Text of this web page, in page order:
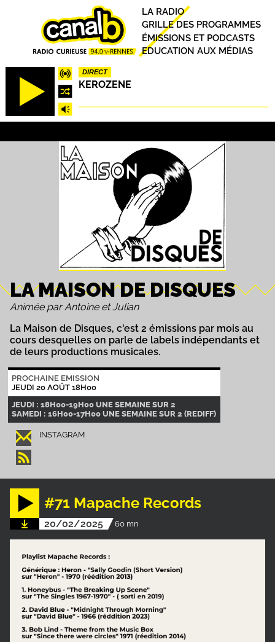
DIRECT
KEROZENE
Principal
LA RADIO
GRILLE DES PROGRAMMES
ÉMISSIONS ET PODCASTS
EDUCATION AUX MÉDIAS
LA MAISON DE DISQUES
Animée par Antoine et Julian
La Maison de Disques, c'est 2 émissions par mois au
cours desquelles on parle de labels indépendants et
de leurs productions musicales.
PROCHAINE EMISSION
JEUDI 20 AOÛT 18H00
JEUDI : 18H00-19H00 UNE SEMAINE SUR 2
SAMEDI : 16H00-17H00 UNE SEMAINE SUR 2 (REDIFF)
INSTAGRAM
#71 Mapache Records
20/02/2025 60 mn